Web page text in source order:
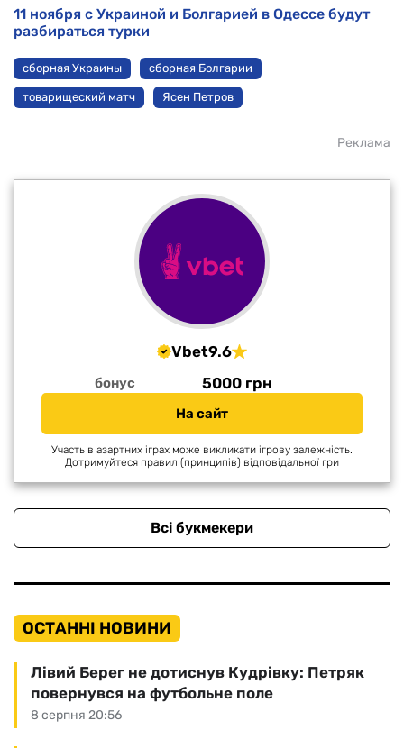
11 ноября с Украиной и Болгарией в Одессе будут
разбираться турки
сборная Украины сборная Болгарии
товарищеский матч Ясен Петров
Реклама
Vbet9.6
бонус 5000 грн
На сайт
Участь в азартних іграх може викликати ігрову залежність.
Дотримуйтеся правил (принципів) відповідальної гри
Всі букмекери
ОСТАННІ НОВИНИ
8 серпня 20:56
Лівий Берег не дотиснув Кудрівку: Петряк
повернувся на футбольне поле